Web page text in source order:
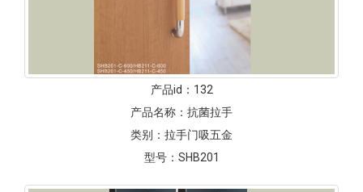
产品id： 132
产品名称： 抗菌拉手
类别： 拉手门吸五金
型号： SHB201